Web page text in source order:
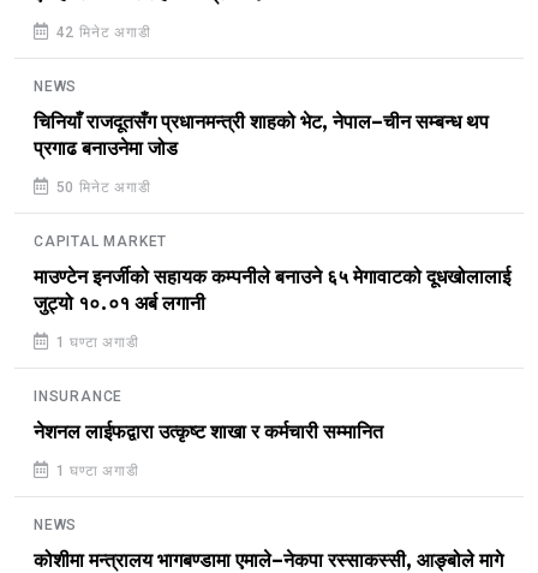
42 मिनेट अगाडी
NEWS
चिनियाँ राजदूतसँग प्रधानमन्त्री शाहको भेट, नेपाल–चीन सम्बन्ध थप
प्रगाढ बनाउनेमा जोड
50 मिनेट अगाडी
CAPITAL MARKET
माउण्टेन इनर्जीको सहायक कम्पनीले बनाउने ६५ मेगावाटको दूधखोलालाई
जुट्यो १०.०१ अर्ब लगानी
1 घण्टा अगाडी
INSURANCE
नेशनल लाईफद्वारा उत्कृष्ट शाखा र कर्मचारी सम्मानित
1 घण्टा अगाडी
NEWS
कोशीमा मन्त्रालय भागबण्डामा एमाले–नेकपा रस्साकस्सी, आङ्बोले मागे